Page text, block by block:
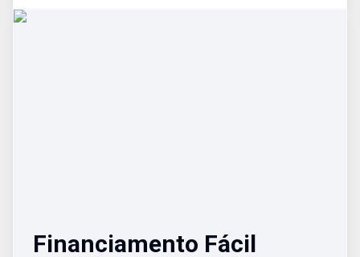
Financiamento Fácil